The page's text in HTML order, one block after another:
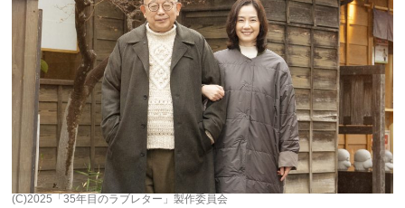
(C)2025「35年目のラブレター」製作委員会